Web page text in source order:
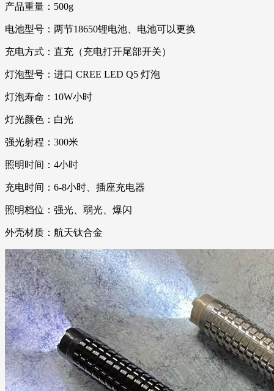
产品重量：500g
电池型号：两节18650锂电池、电池可以更换
充电方式：直充（充电打开尾部开关）
灯泡型号：进口 CREE LED Q5 灯泡
灯泡寿命：10W小时
灯光颜色：白光
强光射程：300米
照明时间：4小时
充电时间：6-8小时、插座充电器
照明档位：强光、弱光、爆闪
外壳材质：航天钛合金